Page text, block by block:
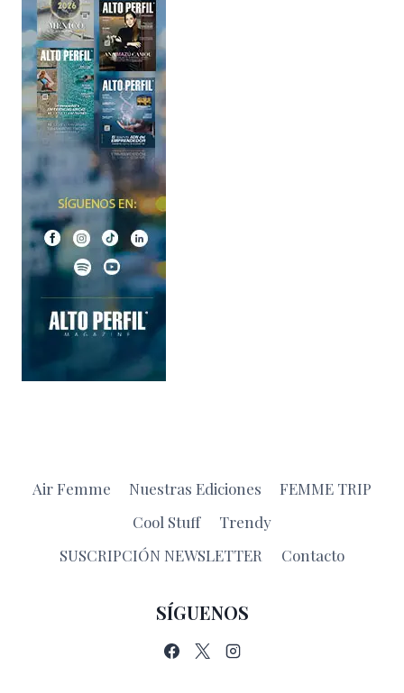
Air Femme Nuestras Ediciones
FEMME TRIP
Cool Stuff
Trendy
SUSCRIPCIÓN NEWSLETTER
Contacto
SÍGUENOS